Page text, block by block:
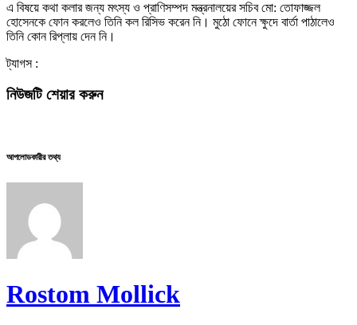
এ বিষয়ে কথা কলার জন্য মৎস্য ও প্রাণিসম্পদ মন্ত্রনালয়ের সচিব মো: তোফাজ্জল
হোসেনকে ফোন করলেও তিনি কল রিসিভ করেন নি। মুঠো ফোনে ক্ষুদে বার্তা পাঠালেও
তিনি কোন রিপ্লায় দেন নি।
ট্যাগস :
নিউজটি শেয়ার করুন
আপলোডকারীর তথ্য
Rostom Mollick